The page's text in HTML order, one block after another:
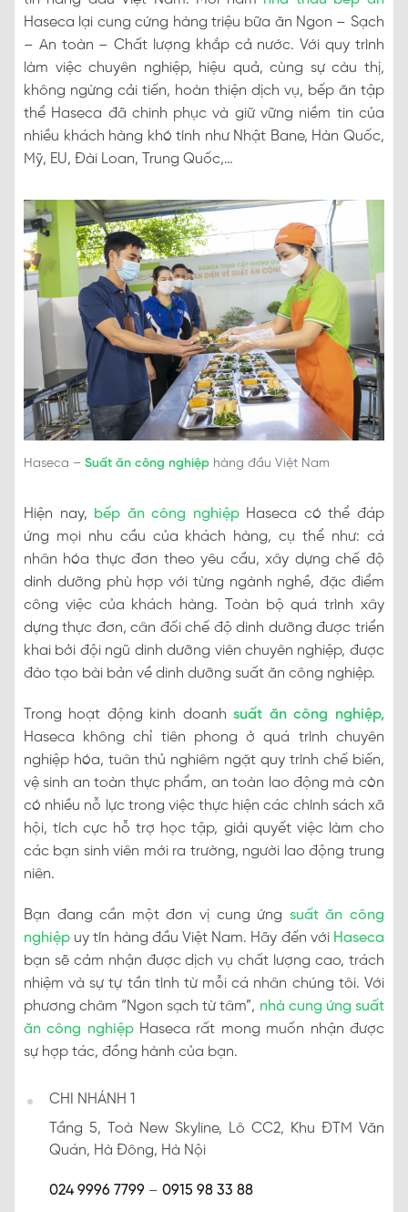
Haseca lại cung cứng hàng triệu bữa ăn Ngon – Sạch
– An toàn – Chất lượng khắp cả nước. Với quy trình
làm việc chuyên nghiệp, hiệu quả, cùng sự càu thị,
không ngừng cải tiến, hoàn thiện dịch vụ, bếp ăn tập
thể Haseca đã chinh phục và giữ vững niềm tin của
nhiều khách hàng khó tính như Nhật Bane, Hàn Quốc,
Mỹ, EU, Đài Loan, Trung Quốc,…
Haseca – Suất ăn công nghiệp hàng đầu Việt Nam
Hiện nay, bếp ăn công nghiệp Haseca có thể đáp
ứng mọi nhu cầu của khách hàng, cụ thể như: cá
nhân hóa thực đơn theo yêu cầu, xây dựng chế độ
dinh dưỡng phù hợp với từng ngành nghề, đặc điểm
công việc của khách hàng. Toàn bộ quá trình xây
dựng thực đơn, cân đối chế độ dinh dưỡng được triển
khai bởi đội ngũ dinh dưỡng viên chuyên nghiệp, được
đào tạo bài bản về dinh dưỡng suất ăn công nghiệp.
Trong hoạt động kinh doanh suất ăn công nghiệp,
Haseca không chỉ tiên phong ở quá trình chuyên
nghiệp hóa, tuân thủ nghiêm ngặt quy trình chế biến,
vệ sinh an toàn thực phẩm, an toàn lao động mà còn
có nhiều nỗ lực trong việc thực hiện các chính sách xã
hội, tích cực hỗ trợ học tập, giải quyết việc làm cho
các bạn sinh viên mới ra trường, người lao động trung
niên.
Bạn đang cần một đơn vị cung ứng suất ăn công
nghiệp uy tín hàng đầu Việt Nam. Hãy đến với Haseca
bạn sẽ cảm nhận được dịch vụ chất lượng cao, trách
nhiệm và sự tự tần tình từ mỗi cá nhân chúng tôi. Với
phương châm “Ngon sạch từ tâm”, nhà cung ứng suất
ăn công nghiệpHaseca rất mong muốn nhận được
sự hợp tác, đồng hành của bạn.
CHI NHÁNH 1
Tầng 5, Toà New Skyline, Lô CC2, Khu ĐTM Văn
Quán, Hà Đông, Hà Nội
024 9996 7799 – 0915 98 33 88